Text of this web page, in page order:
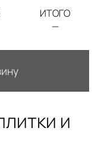
ИТОГО
—
и